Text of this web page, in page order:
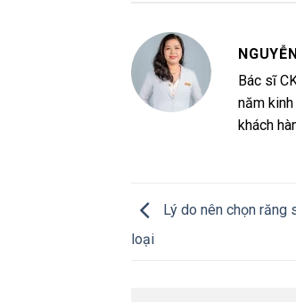
Bác sĩ
năm
khách
Lý do nên chọn
loại